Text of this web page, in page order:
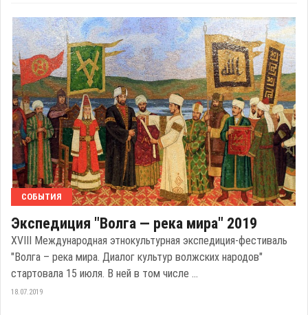
СОБЫТИЯ
Экспедиция "Волга — река мира" 2019
XVIII Международная этнокультурная экспедиция-фестиваль
"Волга – река мира. Диалог культур волжских народов"
стартовала 15 июля. В ней в том числе ...
18.07.2019